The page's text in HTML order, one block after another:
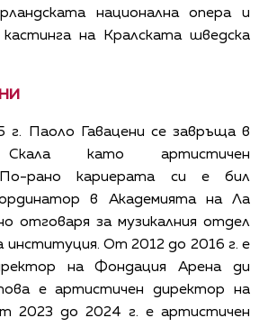
национална опера и
на Кралската шведска
г. Паоло Гавацени се завръща в
Скала като артистичен
По-рано кариерата си е бил
в Академията на Ла
отговаря за музикалния отдел
институция. От 2012 до 2016 г. е
на Фондация Арена ди
е артистичен директор на
2023 до 2024 г. е артистичен